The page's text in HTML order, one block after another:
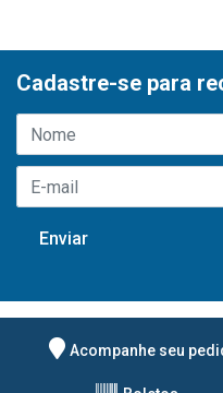
Cadastre-se para
Acompanhe seu